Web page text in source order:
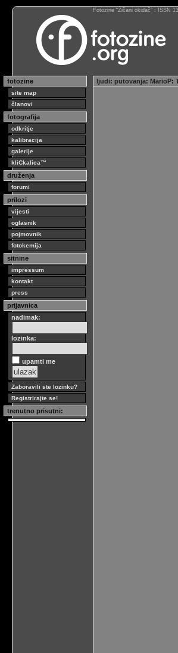
Fotozine “Žičani okidač” : ISSN
fotozine
site map
članovi
fotografija
odkritje
kalibracija
galerije
kliCkalica™
druženja
forumi
prilozi
vijesti
oglasnik
pojmovnik
fotokemija
sitnine
impressum
kontakt
press
prijavnica
nadimak:
lozinka:
upamti me
Zaboravili ste lozinku?
Registrirajte se!
trenutno prisutni:
ljudi: putovanja: MarioP: